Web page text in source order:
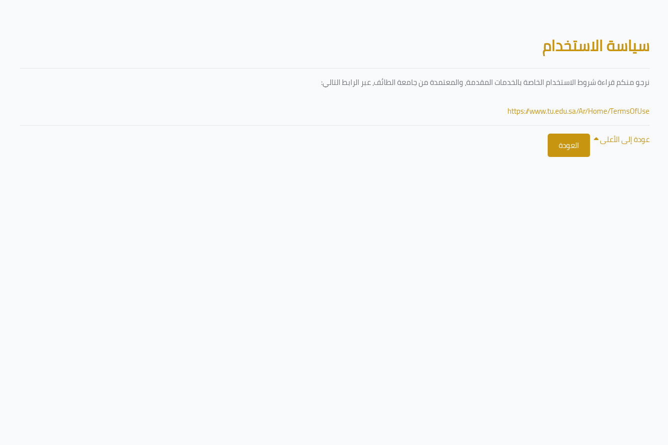
الكتل
سياسة الاستخدام
نرجو منكم قراءة شروط الاستخدام الخاصة بالخدمات المقدمة، والمعتمدة من جامعة الطائف، عبر الرابط التالي:
https://www.tu.edu.sa/Ar/Home/TermsOfUse
العودة عودة إلى الأعلى